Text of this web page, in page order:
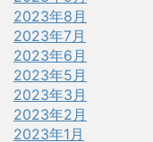
2023年8月
2023年7月
2023年6月
2023年5月
2023年3月
2023年2月
2023年1月